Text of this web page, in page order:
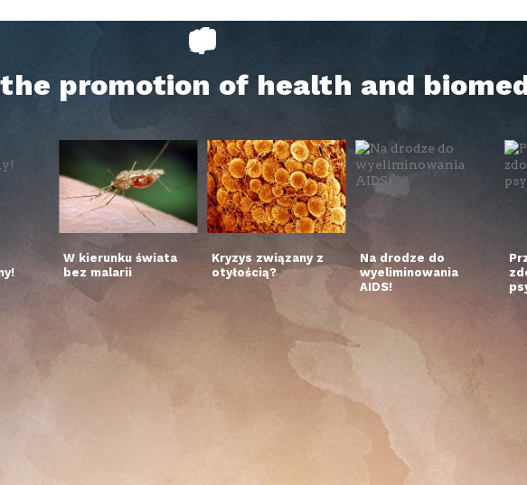
promotion of health and
W kierunku świata
bez malarii
Kryzys związany z
otyłością?
Na drodze do
wyeliminowania
AIDS!